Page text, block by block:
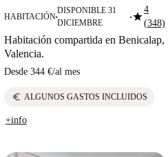
HABITACIÓN■
DISPONIBLE 31
DICIEMBRE
■star4
(348)
Habitación compartida en Benicalap,
Valencia.
Desde 344 €/al mes
euro ALGUNOS GASTOS INCLUIDOS
+info